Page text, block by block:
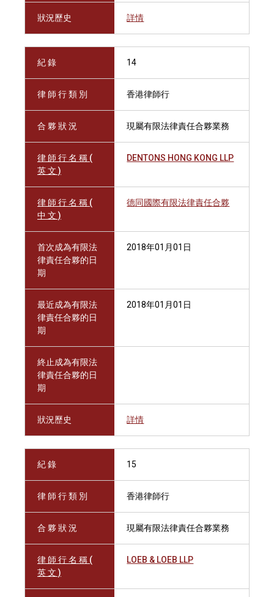
狀況歷史 詳情
紀 錄 14
律 師 行 類 別 香港律師行
合 夥 狀 況 現屬有限法律責任合夥業務
律 師 行 名 稱 (
英 文 )
DENTONS HONG KONG LLP
律 師 行 名 稱 (
中 文 )
德同國際有限法律責任合夥
首次成為有限法
律責任合夥的日
期
2018年01月01日
最近成為有限法
律責任合夥的日
期
2018年01月01日
終止成為有限法
律責任合夥的日
期
狀況歷史 詳情
紀 錄 15
律 師 行 類 別 香港律師行
合 夥 狀 況 現屬有限法律責任合夥業務
律 師 行 名 稱 (
英 文 )
LOEB & LOEB LLP